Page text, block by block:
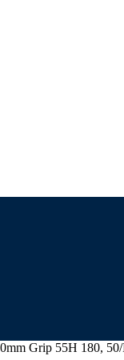
Grip 55H 180, 50/